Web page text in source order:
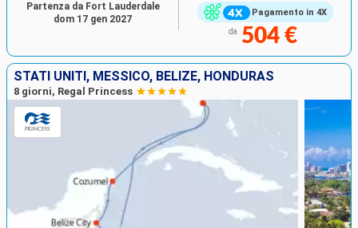
Pagamento in 4X
da 504 €
Partenza da Fort Lauderdale
dom 17 gen 2027
STATI UNITI, MESSICO, BELIZE, HONDURAS
8 giorni, Regal Princess